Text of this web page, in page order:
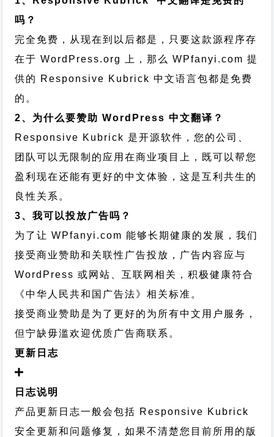
吗？
完全免费，从现在到以后都是，只要这款源程序存
在于 WordPress.org 上，那么 WPfanyi.com 提
供的 Responsive Kubrick 中文语言包都是免费
的。
2、为什么要赞助 WordPress 中文翻译？
Responsive Kubrick 是开源软件，您的公司、
团队可以无限制的应用在商业项目上，既可以帮您
盈利现在还能有更好的中文体验，这是互利共生的
良性关系。
3、我可以投放广告吗？
为了让 WPfanyi.com 能够长期健康的发展，我们
接受商业赞助和关联性广告投放，广告内容应与
WordPress 或网站、互联网相关，积极健康符合
《中华人民共和国广告法》相关标准。
接受商业赞助是为了更好的为所有中文用户服务，
但宁缺毋滥欢迎优质广告商联系。
更新日志
日志说明
产品更新日志一般会包括 Responsive Kubrick
安全更新和问题修复，如果不清楚您目前所用的版